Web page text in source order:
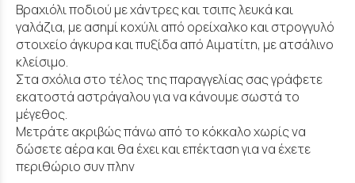
Βραχιόλι ποδιού με χάντρες και τσιπς λευκά και
γαλάζια, με ασημί κοχύλι από ορείχαλκο και στρογγυλό
στοιχείο άγκυρα και πυξίδα από Αιματίτη, με ατσάλινο
κλείσιμο.
Στα σχόλια στο τέλος της παραγγελίας σας γράφετε
εκατοστά αστράγαλου για να κάνουμε σωστά το
μέγεθος.
Μετράτε ακριβώς πάνω από το κόκκαλο χωρίς να
δώσετε αέρα και θα έχει και επέκταση για να έχετε
περιθώριο συν πλην